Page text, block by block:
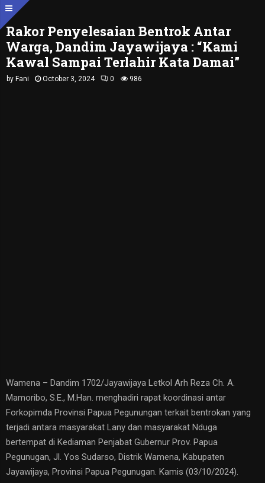
Rakor Penyelesaian Bentrok Antar
Warga, Dandim Jayawijaya : “Kami
Kawal Sampai Terlahir Kata Damai”
by Fani October 3, 2024 0 986
Wamena – Dandim 1702/Jayawijaya Letkol Arh Reza Ch. A.
Mamoribo, S.E., M.Han. menghadiri rapat koordinasi antar
Forkopimda Provinsi Papua Pegunungan terkait bentrokan yang
terjadi antara masyarakat Lany dan masyarakat Nduga
bertempat di Kediaman Penjabat Gubernur Prov. Papua
Pegunugan, Jl. Yos Sudarso, Distrik Wamena, Kabupaten
Jayawijaya, Provinsi Papua Pegunugan. Kamis (03/10/2024).